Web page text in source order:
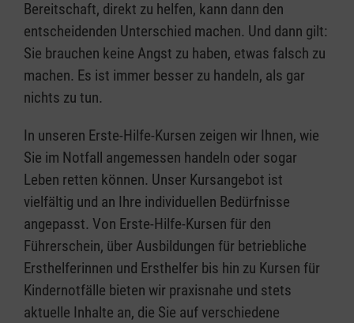
Bereitschaft, direkt zu helfen, kann dann den
entscheidenden Unterschied machen. Und dann gilt:
Sie brauchen keine Angst zu haben, etwas falsch zu
machen. Es ist immer besser zu handeln, als gar
nichts zu tun.
In unseren Erste-Hilfe-Kursen zeigen wir Ihnen, wie
Sie im Notfall angemessen handeln oder sogar
Leben retten können. Unser Kursangebot ist
vielfältig und an Ihre individuellen Bedürfnisse
angepasst. Von Erste-Hilfe-Kursen für den
Führerschein, über Ausbildungen für betriebliche
Ersthelferinnen und Ersthelfer bis hin zu Kursen für
Kindernotfälle bieten wir praxisnahe und stets
aktuelle Inhalte an, die Sie auf verschiedene